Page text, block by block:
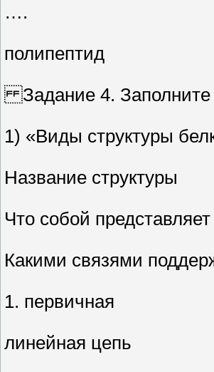
….
полипептид
Задание 4. Заполните
1) «Виды структуры
Название структуры
Что собой представляет
Какими связями
1. первичная
линейная цепь